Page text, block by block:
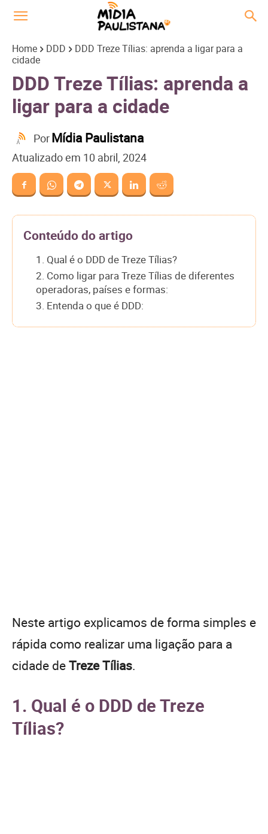
Home DDD
DDD Treze Tílias: aprenda a ligar para a
cidade
DDD Treze Tílias: aprenda a
ligar para a cidade
PorMídia Paulistana
Atualizado em 10 abril, 2024
Conteúdo do artigo
1. Qual é o DDD de Treze Tílias?
2. Como ligar para Treze Tílias de diferentes
operadoras, países e formas:
3. Entenda o que é DDD:
Neste artigo explicamos de forma simples e
rápida como realizar uma ligação para a
cidade deTreze Tílias.
1. Qual é o DDD de Treze
Tílias?